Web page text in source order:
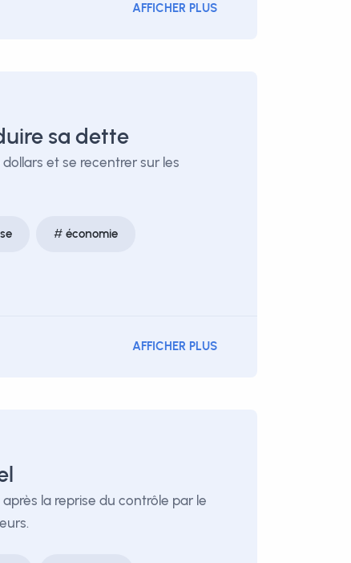
AFFICHER PLUS
sa dette
et se recentrer sur les
économie
AFFICHER PLUS
la reprise du contrôle par le